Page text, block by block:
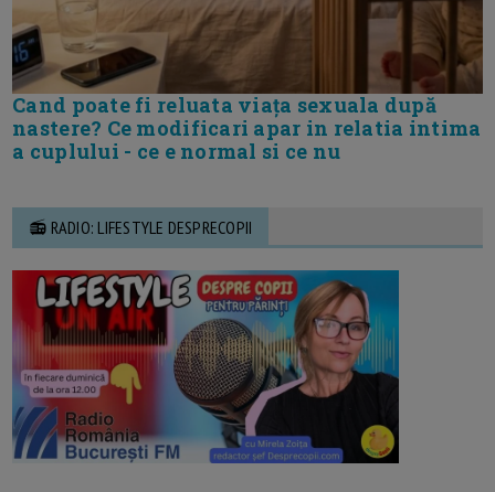
Cand poate fi reluata viața sexuala după
nastere? Ce modificari apar in relatia intima
a cuplului - ce e normal si ce nu
📻 RADIO: LIFESTYLE DESPRECOPII